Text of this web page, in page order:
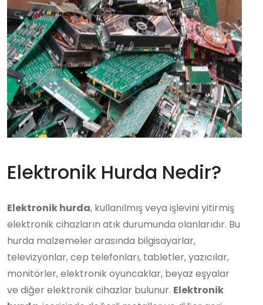
Elektronik Hurda Nedir?
Elektronik hurda, kullanılmış veya işlevini yitirmiş
elektronik cihazların atık durumunda olanlarıdır. Bu
hurda malzemeler arasında bilgisayarlar,
televizyonlar, cep telefonları, tabletler, yazıcılar,
monitörler, elektronik oyuncaklar, beyaz eşyalar
ve diğer elektronik cihazlar bulunur. Elektronik